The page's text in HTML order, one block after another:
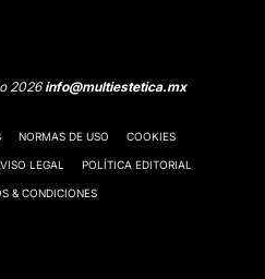
2026info@multiestetica.mx
NORMAS DE USO COOKIES
LEGAL POLÍTICA EDITORIAL
& CONDICIONES